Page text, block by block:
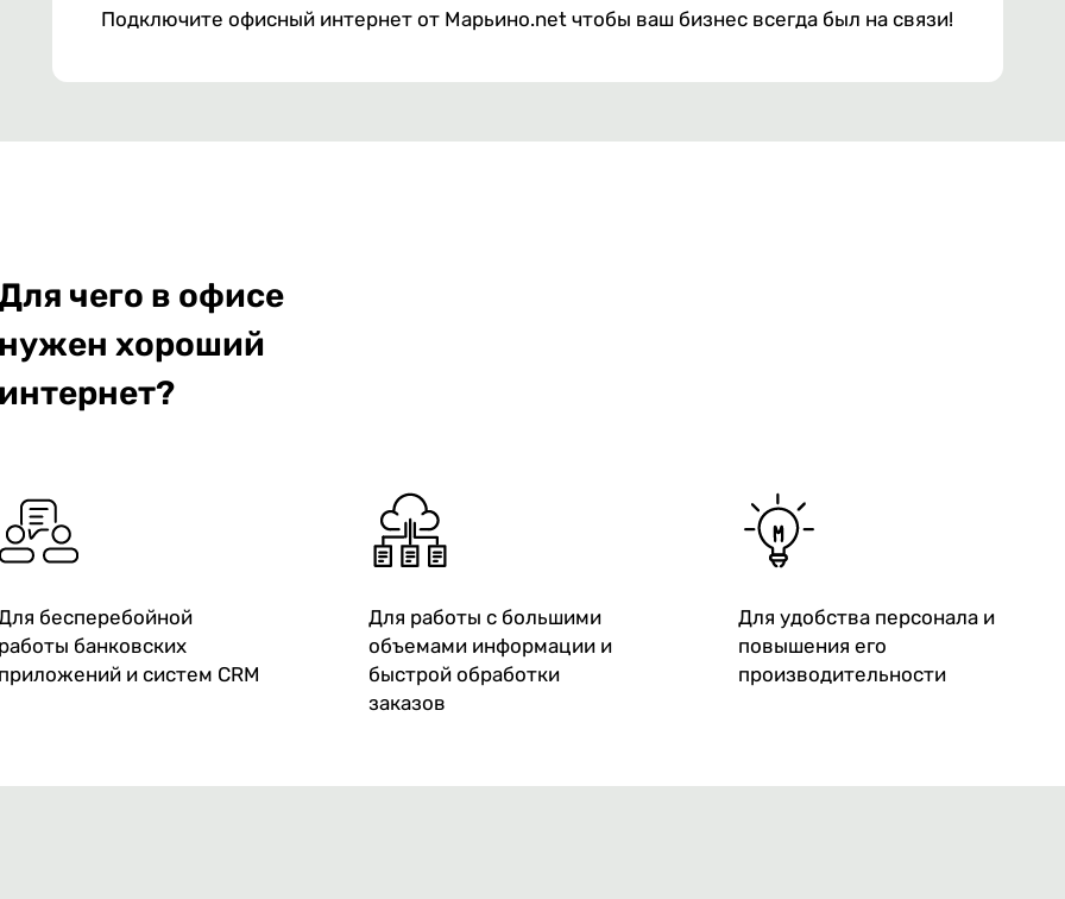
Подключите офисный интернет от Марьино.net чтобы ваш бизнес всегда был на связи!
чего в офисе
хороший
бесперебойной
банковских
и систем CRM
Для работы с большими
объемами информации и
быстрой обработки
заказов
Для удобства персонала и
повышения его
производительности